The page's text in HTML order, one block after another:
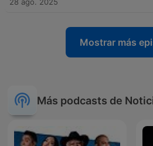
Mostrar más
Más podcasts de